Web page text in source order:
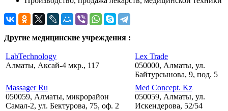
Другие медицинские учреждения :
LabTechnology
Алматы, Аксай-4 мкр., 117
Lex Trade
050000, Алматы, ул.
Байтурсынова, 9, под. 5
Massager Ru
050059, Алматы, микрорайон
Самал-2, ул. Бектурова, 75, оф. 2
Med Concept. Kz
050059, Алматы, ул.
Искендерова, 52/54